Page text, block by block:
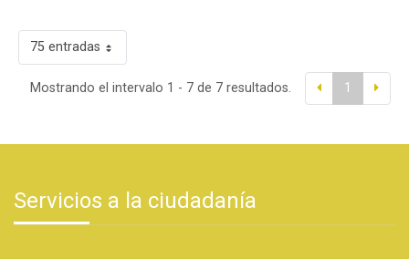
75 entradas
Mostrando el intervalo 1 - 7 de 7 resultados. 1
Servicios a la ciudadanía